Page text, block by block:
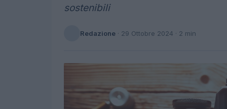
sostenibili
Redazione · 29 Ottobre 2024 · 2 min